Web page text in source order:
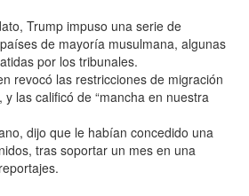
Trump impuso una serie de
de mayoría musulmana, algunas
por los tribunales.
revocó las restricciones de migración
las calificó de “mancha en nuestra
dijo que le habían concedido una
tras soportar un mes en una